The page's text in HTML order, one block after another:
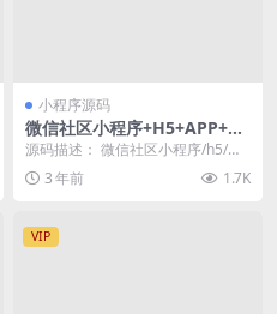
小程序源码
微信社区小程序+H5+APP+后
台+附带搭建完整视频
源码描述： 微信社区小程序/h5/圈
子论坛贴吧交友/博客/社交/陌生人
社交/宠物...
3 年前 1.7K
VIP